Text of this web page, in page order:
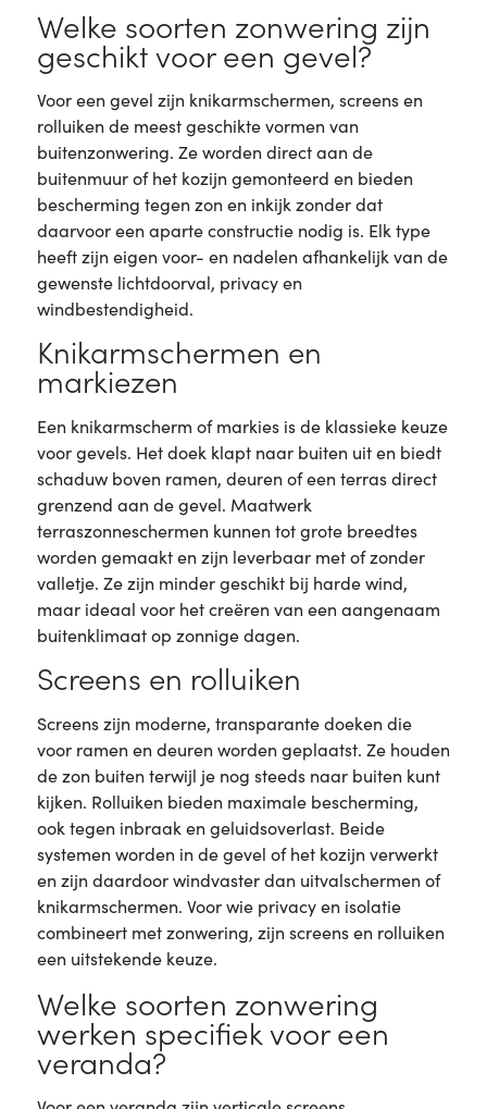
Welke soorten zonwering zijn
geschikt voor een gevel?
Voor een gevel zijn knikarmschermen, screens en
rolluiken de meest geschikte vormen van
buitenzonwering. Ze worden direct aan de
buitenmuur of het kozijn gemonteerd en bieden
bescherming tegen zon en inkijk zonder dat
daarvoor een aparte constructie nodig is. Elk type
heeft zijn eigen voor- en nadelen afhankelijk van de
gewenste lichtdoorval, privacy en
windbestendigheid.
Knikarmschermen en
markiezen
Een knikarmscherm of markies is de klassieke keuze
voor gevels. Het doek klapt naar buiten uit en biedt
schaduw boven ramen, deuren of een terras direct
grenzend aan de gevel. Maatwerk
terraszonneschermen kunnen tot grote breedtes
worden gemaakt en zijn leverbaar met of zonder
valletje. Ze zijn minder geschikt bij harde wind,
maar ideaal voor het creëren van een aangenaam
buitenklimaat op zonnige dagen.
Screens en rolluiken
Screens zijn moderne, transparante doeken die
voor ramen en deuren worden geplaatst. Ze houden
de zon buiten terwijl je nog steeds naar buiten kunt
kijken. Rolluiken bieden maximale bescherming,
ook tegen inbraak en geluidsoverlast. Beide
systemen worden in de gevel of het kozijn verwerkt
en zijn daardoor windvaster dan uitvalschermen of
knikarmschermen. Voor wie privacy en isolatie
combineert met zonwering, zijn screens en rolluiken
een uitstekende keuze.
Welke soorten zonwering
werken specifiek voor een
veranda?